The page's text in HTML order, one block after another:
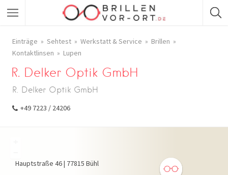
Einträge Sehtest Werkstatt & Service
Brillen
Kontaktlinsen
Lupen
R. Delker Optik GmbH
R. Delker Optik GmbH
+49 7223 / 24206
Hauptstraße 46| 77815 Bühl